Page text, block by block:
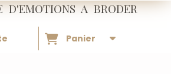
D'EMOTIONSA BRODER
Panier